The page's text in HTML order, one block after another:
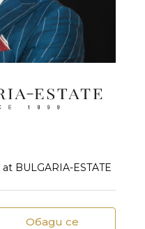
at BULGARIA-ESTATE
Обади се